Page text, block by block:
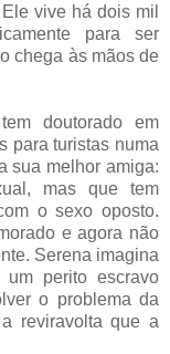
vive há dois mil
para ser
chega às mãos de
doutorado em
para turistas numa
sua melhor amiga:
mas que tem
o sexo oposto.
e agora não
Serena imagina
perito escravo
o problema da
reviravolta que a